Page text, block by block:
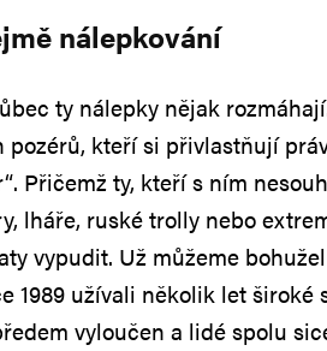
nálepkování
ty nálepky nějak
kteří si přivlastňují
Přičemž ty, kteří s ním
lháře, ruské trolly nebo
vypudit. Už můžeme
1989 užívali několik let široké
vyloučen a lidé spolu